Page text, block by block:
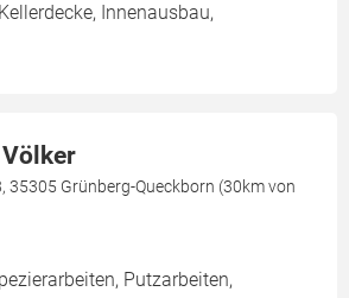
Innenausbau,
35305 Grünberg-Queckborn (30km von
Putzarbeiten,